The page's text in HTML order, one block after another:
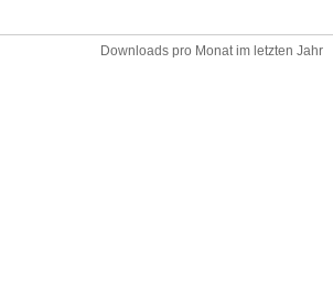
Downloads pro Monat im letzten Jahr